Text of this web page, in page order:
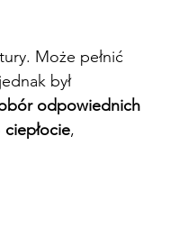
Może pełnić
był
odpowiednich
ciepłocie,